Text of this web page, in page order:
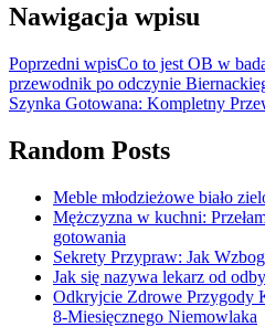
Nawigacja wpisu
Poprzedni wpisCo to jest OB w
przewodnik po odczynie
Szynka Gotowana: Kompletny
Random Posts
Meble młodzieżowe biało
Mężczyzna w kuchni:
gotowania
Sekrety Przypraw: Jak
Jak się nazywa lekarz od
Odkryjcie Zdrowe Przygody
8-Miesięcznego Niemowlaka